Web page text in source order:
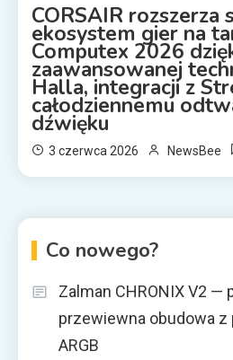
CORSAIR rozszerza
ekosystem gier na
Computex 2026
zaawansowanej
Halla, integracji z
całodziennemu
dźwięku
3 czerwca 2026 NewsBee
Co nowego?
Zalman CHRONIX V2 —
przewiewna obudowa
ARGB